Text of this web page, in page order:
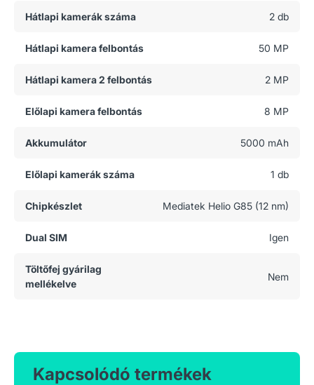
Hátlapi kamerák száma 2 db
Hátlapi kamera felbontás 50 MP
Hátlapi kamera 2 felbontás 2 MP
Előlapi kamera felbontás 8 MP
Akkumulátor 5000 mAh
Előlapi kamerák száma 1 db
Chipkészlet Mediatek Helio G85 (12 nm)
Dual SIM Igen
Töltőfej gyárilag
mellékelve
Nem
Kapcsolódó termékek